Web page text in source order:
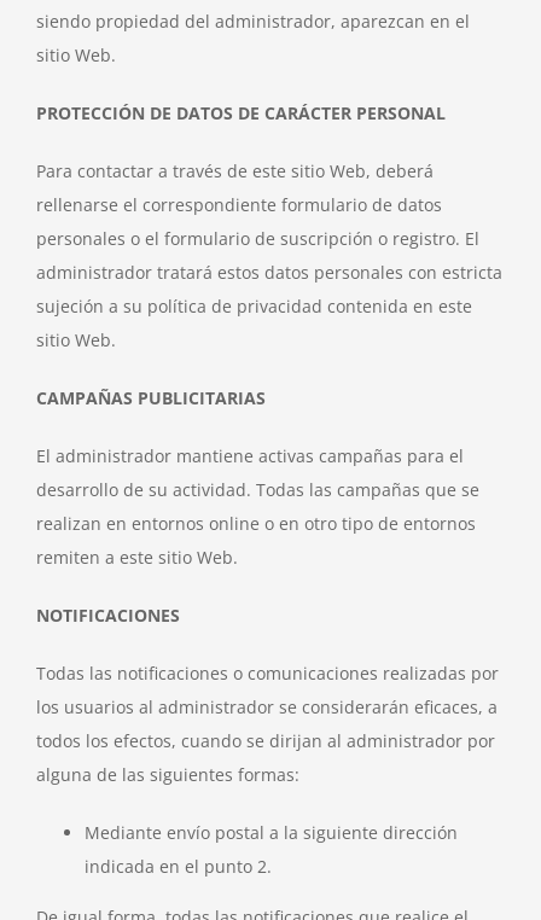
siendo propiedad del administrador, aparezcan en el
sitio Web.
PROTECCIÓN DE DATOS DE CARÁCTER PERSONAL
Para contactar a través de este sitio Web, deberá
rellenarse el correspondiente formulario de datos
personales o el formulario de suscripción o registro. El
administrador tratará estos datos personales con estricta
sujeción a su política de privacidad contenida en este
sitio Web.
CAMPAÑAS PUBLICITARIAS
El administrador mantiene activas campañas para el
desarrollo de su actividad. Todas las campañas que se
realizan en entornos online o en otro tipo de entornos
remiten a este sitio Web.
NOTIFICACIONES
Todas las notificaciones o comunicaciones realizadas por
los usuarios al administrador se considerarán eficaces, a
todos los efectos, cuando se dirijan al administrador por
alguna de las siguientes formas:
Mediante envío postal a la siguiente dirección
indicada en el punto 2.